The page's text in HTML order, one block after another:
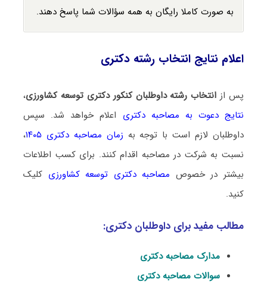
به صورت کاملا رایگان به همه سؤالات شما پاسخ دهند.
اعلام نتایج انتخاب رشته دکتری
پس از انتخاب رشته داوطلبان کنکور دکتری توسعه کشاورزی،
نتایج دعوت به مصاحبه دکتری اعلام خواهد شد. سپس
داوطلبان لازم است با توجه به زمان مصاحبه دکتری ۱۴۰۵
،
نسبت به شرکت در مصاحبه اقدام کنند. برای کسب اطلاعات
بیشتر در خصوص مصاحبه دکتری توسعه کشاورزی کلیک
کنید.
مطالب مفید برای داوطلبان دکتری:
مدارک مصاحبه دکتری
سوالات مصاحبه دکتری